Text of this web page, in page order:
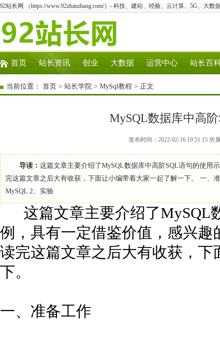
92站长网 （https://www.92zhanzhang.com/）- 科技、建站、经验、云计算、5G、大数
首页 站长资讯 创业 大数据 运营中心 站长百
当前位置： 首页 > 站长学院 > MySql教程 > 正文
MySQL数据库中高
发布时间：2022-02-16 19:51:15
导读： 这篇文章主要介绍了MySQL数据库中高阶SQL语句的使用
完这篇文章之后大有收获，下面让小编带着大家一起了解一下。 一、
MySQL 2、实验
这篇文章主要介绍了MySQL
例，具有一定借鉴价值，感兴
读完这篇文章之后大有收获，
下。
一、准备工作